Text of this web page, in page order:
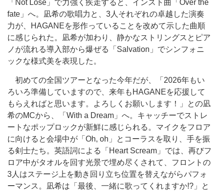
「Not Lose」で力強く疾走すると、インスト曲「Over the
fate」へ。凪希の歌唱力と、3人それぞれの卓越した演奏
力が、HAGANEを形作っていることを改めて示した曲順
に感じられた。凪希が加わり、静かなストリングスとピア
ノが流れる導入部から爆ぜる「Salvation」でシンフォニ
ックな様式美を表現した。
初めての全国ツアーとなった今年だが、「2026年もい
ろいろ準備していますので、来年もHAGANEを応援して
もらえればと思います。よろしくお願いします！」との凪
希のMCから、「With a Dream」へ。キャッチーでストレ
ートなポップロックが新鮮に感じられる。マイクをフロア
に向けると会場中が「Oh, oh」とコーラスを取り、手を振
る剣士たち。英語詞による「Heart Scream」では、再びフ
ロア中がタオルを回す光景で埋め尽くされて、フロントの
3人はステージ上を動き回り立ち位置を替えながらパフォ
ーマンス。凪希は「最後、一緒に歌ってくれますか!?」と